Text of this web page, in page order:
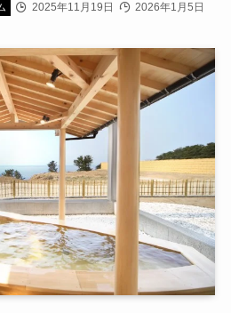
2025年11月19日 2026年1月5日